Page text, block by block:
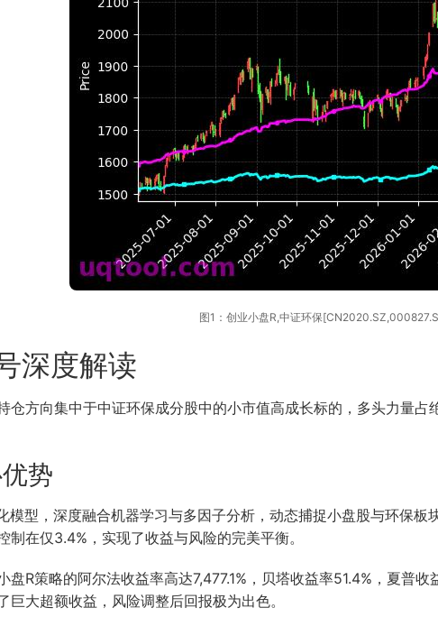
图1：创业小盘R,中证环保
深度解读
仓方向集中于中证环保成分股中的小市值高成长标的，多头力量
势
模型，深度融合机器学习与多因子分析，动态捕捉小盘股与环保板
制在仅3.4%，实现了收益与风险的完美平衡。
盘R策略的阿尔法收益率高达7,477.1%，贝塔收益率51.4%，夏普
巨大超额收益，风险调整后回报极为出色。